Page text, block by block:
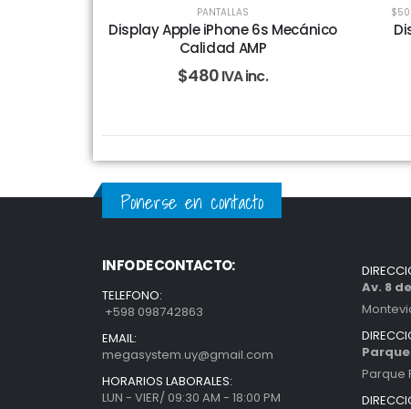
PANTALLAS
Display Apple iPhone 6s Mecánico
Calidad AMP
$480IVA inc.
Ponerse en contacto
INFO DE CONTACTO:
TELEFONO:
+598 098742863
EMAIL:
megasystem.uy@gmail.com
HORARIOS LABORALES:
LUN - VIER/ 09:30 AM - 18:00 PM
Av. 8
Parque